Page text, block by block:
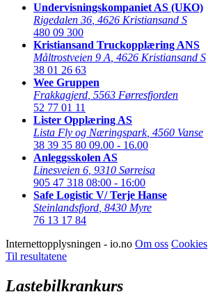
Undervisningskompaniet AS (UKO)
Rigedalen 36 4626 Kristiansand S
480 09 300
Kristiansand Truckopplæring ANS
Måltrostveien 9 A 4626 Kristiansand S
38 01 26 63
Wee Gruppen
Frakkagjerd 5563 Førresfjorden
52 77 01 11
Lister Opplæring AS
Lista Fly og Næringspark, 4560 Vanse
38 39 35 80 09.00 - 16.00
Anleggsskolen AS
Linesveien 6 9310 Sørreisa
905 47 318 08:00 - 16:00
Safe Logistic V/ Terje Hanse
Steinlandsfjord 8430 Myre
76 13 17 84
Internettopplysningen - io.no Om oss Cookies
Til resultatene
Lastebilkrankurs